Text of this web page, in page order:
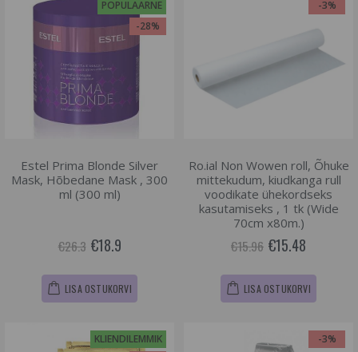
POPULAARNE
-28%
Estel Prima Blonde Silver
Mask, Hõbedane Mask , 300
ml (300 ml)
€26.3 €18.9
LISA OSTUKORVI
-3%
Ro.ial Non Wowen roll, Õhuke
mittekudum, kiudkanga rull
voodikate ühekordseks
kasutamiseks , 1 tk (Wide
70cm x80m.)
€15.96 €15.48
LISA OSTUKORVI
KLIENDILEMMIK
-3%